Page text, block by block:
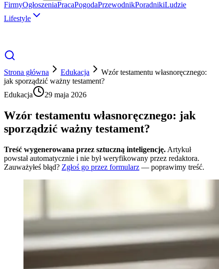
FirmyOgłoszeniaPracaPogodaPrzewodnikPoradnikiLudzie
Lifestyle
Strona główna Edukacja
Wzór testamentu własnoręcznego:
jak sporządzić ważny testament?
Edukacja
29 maja 2026
Wzór testamentu własnoręcznego: jak
sporządzić ważny testament?
Treść wygenerowana przez sztuczną inteligencję. Artykuł
powstał automatycznie i nie był weryfikowany przez redaktora.
Zauważyłeś błąd? Zgłoś go przez formularz — poprawimy treść.